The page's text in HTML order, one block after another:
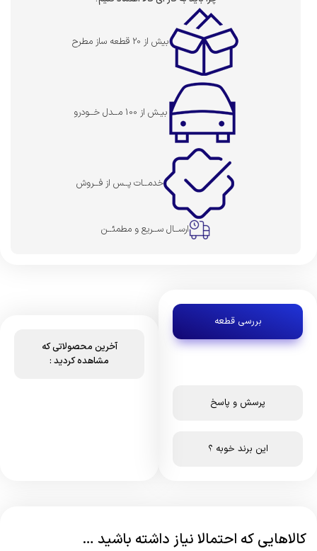
بیش از 20 قطعه ساز مطرح
بیـش از 100 مــدل خــودرو
خدمــات پــس از فــروش
ارســال ســریع و مطمئــن
بررسی قطعه
پرسش و پاسخ
این برند خوبه ؟
آخرین محصولاتی که
مشاهده کردید :
کالاهایی که احتمالا نیاز داشته باشید …